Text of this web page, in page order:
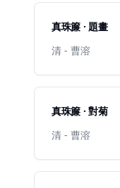
真珠簾 · 題畫
清 - 曹溶
真珠簾 · 對菊
清 - 曹溶